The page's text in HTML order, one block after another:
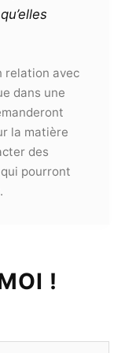
remportés
de clichés
nouveau
sans
limite de
sans le
relation avec
dans une
la matière
des
pourront
!